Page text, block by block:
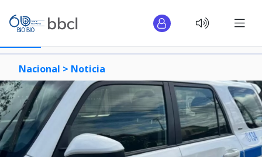
Nacional > Noticia